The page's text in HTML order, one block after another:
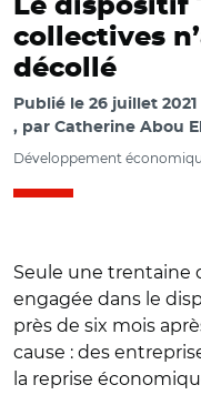
Le dispositif
collectives
décollé
Publié le 26 juillet 2021
par Catherine Abou
Développement
Seule une trentaine
engagée dans le
près de six mois
cause : des
la reprise
© @Elisabeth_Borne/
rencontrait des
dans un parcours de